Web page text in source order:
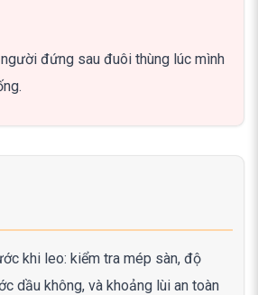
đứng sau đuôi thùng lúc mình
khi leo: kiểm tra mép sàn, độ
dầu không, và khoảng lùi an toàn